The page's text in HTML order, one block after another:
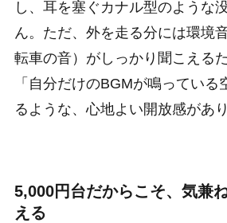
し、耳を塞ぐカナル型のような
ん。ただ、外を走る分には環境
転車の音）がしっかり聞こえる
「自分だけのBGMが鳴っている
るような、心地よい開放感があり
5,000円台だからこそ、気兼
える